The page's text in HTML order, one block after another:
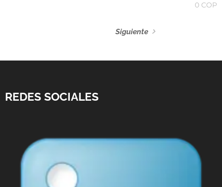
0COP
Siguiente
REDES SOCIALES